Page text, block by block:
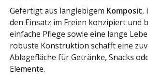
Gefertigt aus langlebigem Komposit,
den Einsatz im Freien konzipiert und
einfache Pflege sowie eine lange
robuste Konstruktion schafft eine
Ablagefläche für Getränke, Snacks
Elemente.